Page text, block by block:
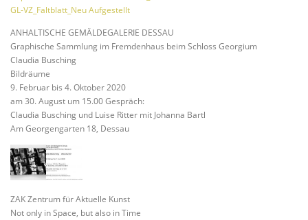
GL-VZ_Faltblatt_Neu Aufgestellt
ANHALTISCHE GEMÄLDEGALERIE DESSAU
Graphische Sammlung im Fremdenhaus beim Schloss Georgium
Claudia Busching
Bildräume
9. Februar bis 4. Oktober 2020
am 30. August um 15.00 Gespräch:
Claudia Busching und Luise Ritter mit Johanna Bartl
Am Georgengarten 18, Dessau
ZAK Zentrum für Aktuelle Kunst
Not only in Space, but also in Time